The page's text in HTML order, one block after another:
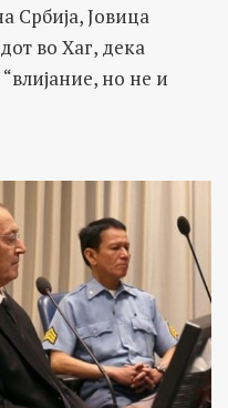
Србија, Јовица
во Хаг, дека
но не и